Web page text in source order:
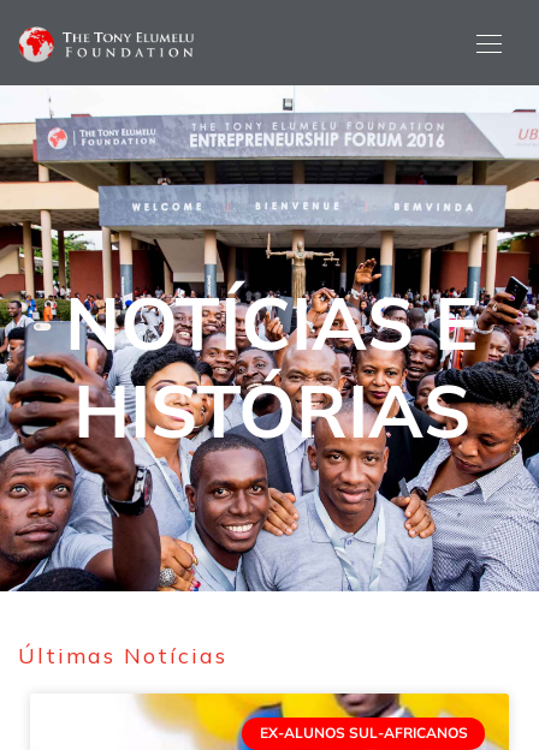
NOTÍCIAS E
HISTÓRIAS
Últimas Notícias
EX-ALUNOS SUL-AFRICANOS